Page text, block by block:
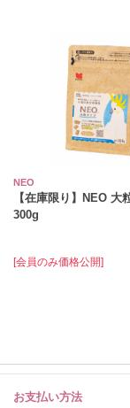
NEO
【在庫限り】NEO 大
300g
[会員のみ価格公開]
お支払い方法